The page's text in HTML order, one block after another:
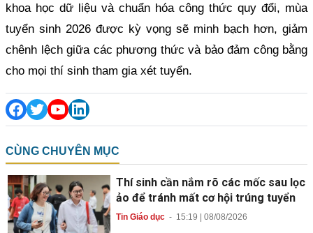
khoa học dữ liệu và chuẩn hóa công thức quy đổi, mùa
tuyển sinh 2026 được kỳ vọng sẽ minh bạch hơn, giảm
chênh lệch giữa các phương thức và bảo đảm công bằng
cho mọi thí sinh tham gia xét tuyển.
CÙNG CHUYÊN MỤC
Thí sinh cần nắm rõ các mốc sau lọc
ảo để tránh mất cơ hội trúng tuyển
Tin Giáo dục- 15:19 | 08/08/2026